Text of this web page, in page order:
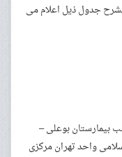
جدول ذیل اعلام می
بیمارستان بوعلی –
واحد تهران مرکزی